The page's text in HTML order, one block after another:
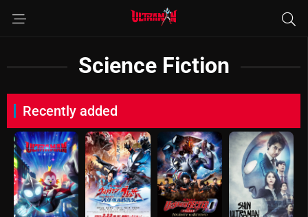
Science Fiction
Recently added